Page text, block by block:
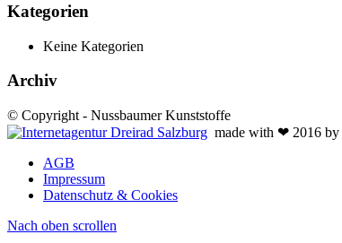
Kategorien
Keine Kategorien
Archiv
© Copyright - Nussbaumer Kunststoffe
made with ❤ 2016 by
AGB
Impressum
Datenschutz & Cookies
Nach oben scrollen